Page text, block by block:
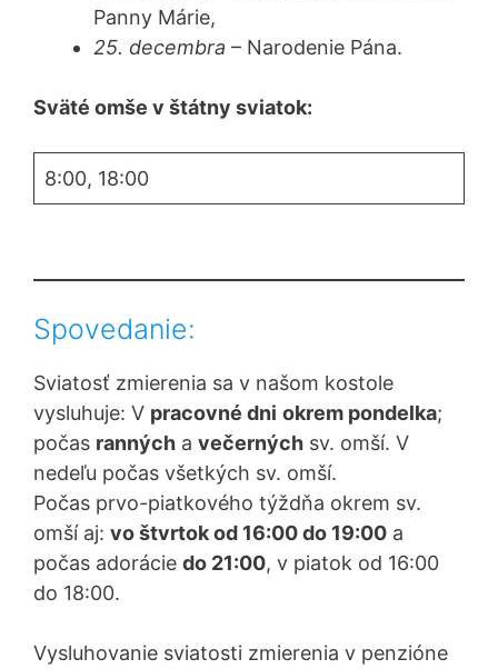
Panny Márie,
25. decembra – Narodenie Pána.
Sväté omše v štátny sviatok:
8:00, 18:00
Spovedanie:
Sviatosť zmierenia sa v našom kostole
vysluhuje: V pracovné dni okrem pondelka;
počas ranných a večerných sv. omší. V
nedeľu počas všetkých sv. omší.
Počas prvo-piatkového týždňa okrem sv.
omší aj: vo štvrtok od 16:00 do 19:00 a
počas adorácie do 21:00, v piatok od 16:00
do 18:00.
Vysluhovanie sviatosti zmierenia v penzióne